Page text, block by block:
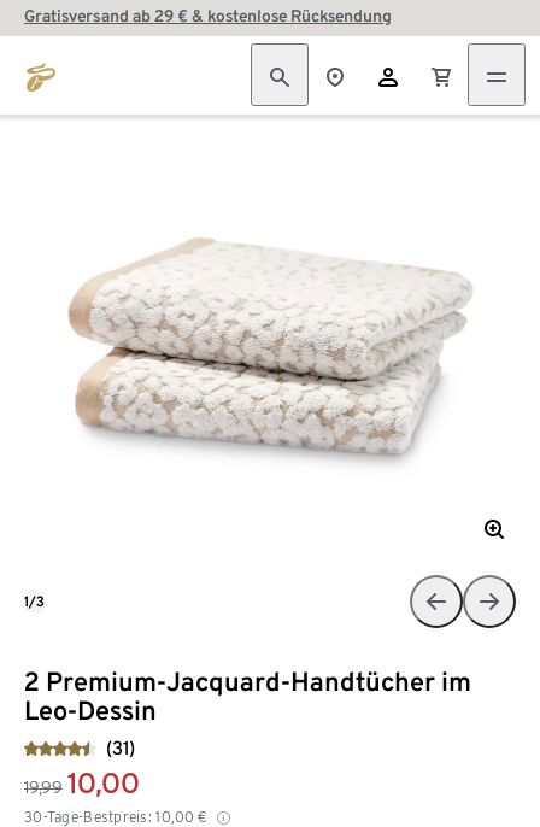
Gratisversand ab 29 € & kostenlose Rücksendung
2 Premium-Jacquard-Handtücher im
Leo-Dessin
(31)
19,99 10,00
30-Tage-Bestpreis: 10,00 €
1/3